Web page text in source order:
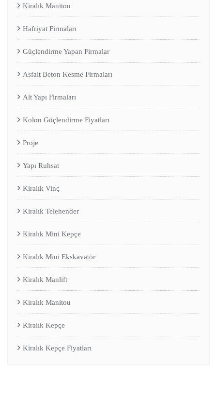
Kiralık Manitou
Hafriyat Firmaları
Güçlendirme Yapan Firmalar
Asfalt Beton Kesme Firmaları
Alt Yapı Firmaları
Kolon Güçlendirme Fiyatları
Proje
Yapı Ruhsat
Kiralık Vinç
Kiralık Telehender
Kiralık Mini Kepçe
Kiralık Mini Ekskavatör
Kiralık Manlift
Kiralık Manitou
Kiralık Kepçe
Kiralık Kepçe Fiyatları